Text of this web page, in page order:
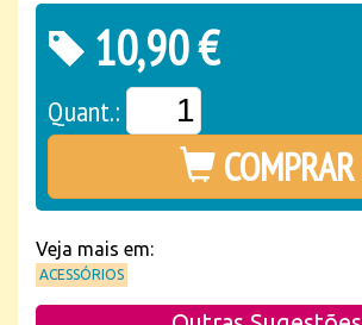
10,90 €
Quant.:
COMPRAR
Veja mais em:
ACESSÓRIOS